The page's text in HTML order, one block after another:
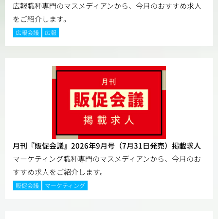
広報職種専門のマスメディアンから、今月のおすすめ求人
をご紹介します。
広報会議 広報
月刊『販促会議』2026年9月号（7月31日発売）掲載求人
マーケティング職種専門のマスメディアンから、今月のお
すすめ求人をご紹介します。
販促会議 マーケティング